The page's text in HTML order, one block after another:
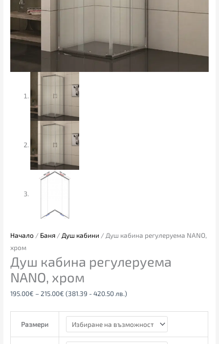
Начало / Баня / Душ кабини / Душ кабина регулеруема NANO,
хром
Душ кабина регулеруема
NANO, хром
195.00€ – 215.00€ (381.39 - 420.50 лв.)
Размери